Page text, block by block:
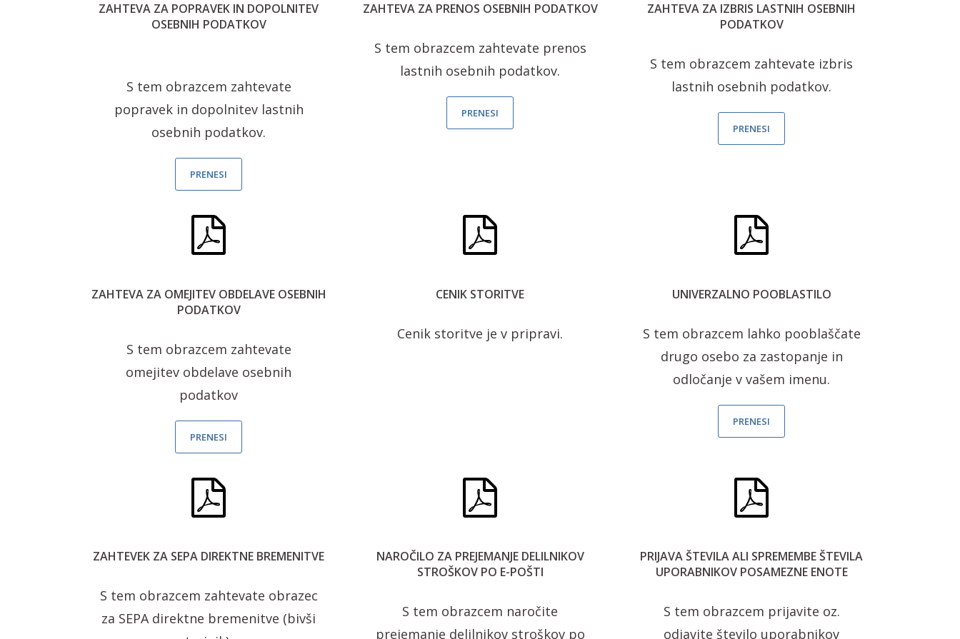
ZAHTEVA ZA POPRAVEK IN DOPOLNITEV
OSEBNIH PODATKOV
S tem obrazcem zahtevate
popravek in dopolnitev lastnih
osebnih podatkov.
PRENESI
ZAHTEVA ZA PRENOS OSEBNIH PODATKOV
S tem obrazcem zahtevate prenos
lastnih osebnih podatkov.
PRENESI
ZAHTEVA ZA IZBRIS LASTNIH OSEBNIH
PODATKOV
S tem obrazcem zahtevate izbris
lastnih osebnih podatkov.
PRENESI
ZAHTEVA ZA OMEJITEV OBDELAVE OSEBNIH
PODATKOV
S tem obrazcem zahtevate
omejitev obdelave osebnih
podatkov
PRENESI
CENIK STORITVE
Cenik storitve je v pripravi.
UNIVERZALNO POOBLASTILO
S tem obrazcem lahko pooblaščate
drugo osebo za zastopanje in
odločanje v vašem imenu.
PRENESI
ZAHTEVEK ZA SEPA DIREKTNE BREMENITVE
S tem obrazcem zahtevate obrazec
za SEPA direktne bremenitve (bivši
NAROČILO ZA PREJEMANJE DELILNIKOV
STROŠKOV PO E-POŠTI
S tem obrazcem naročite
prejemanje delilnikov stroškov po
PRIJAVA ŠTEVILA ALI SPREMEMBE ŠTEVILA
UPORABNIKOV POSAMEZNE ENOTE
S tem obrazcem prijavite oz.
odjavite število uporabnikov